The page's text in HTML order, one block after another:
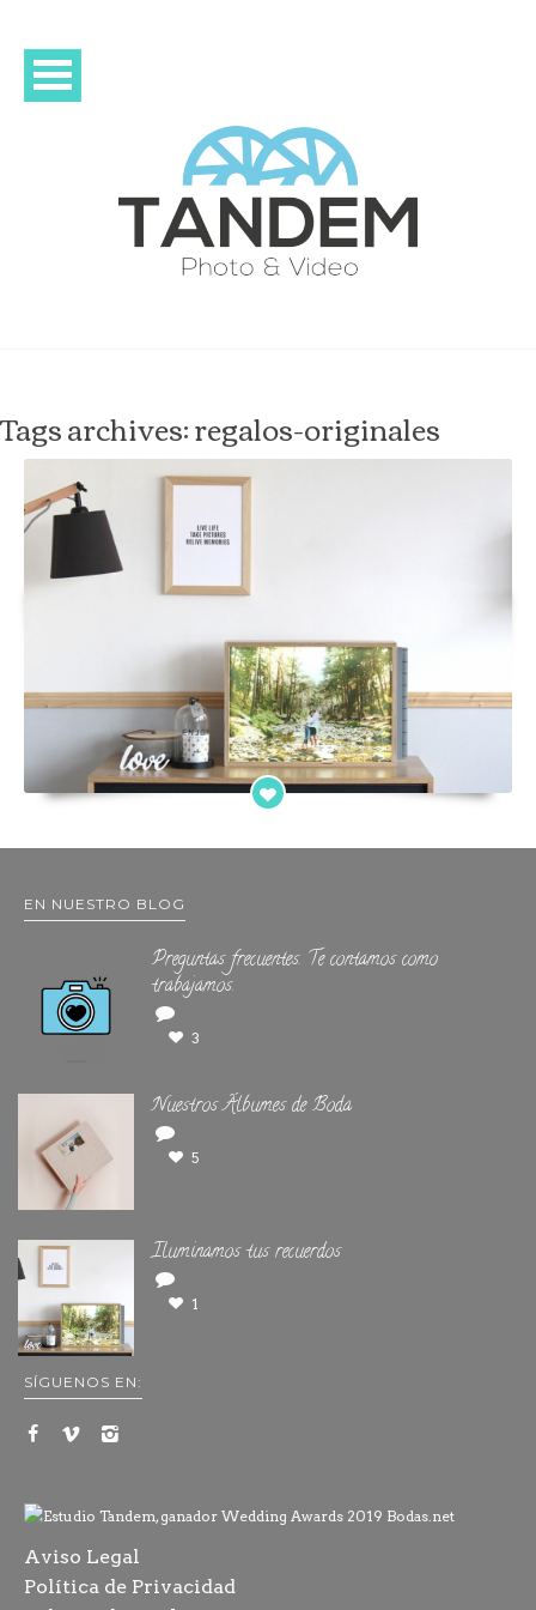
Tags archives: regalos-originales
EN NUESTRO BLOG
Preguntas frecuentes. Te contamos como
trabajamos.
3
Nuestros Álbumes de Boda
5
Iluminamos tus recuerdos
1
SÍGUENOS EN:
Aviso Legal
Política de Privacidad